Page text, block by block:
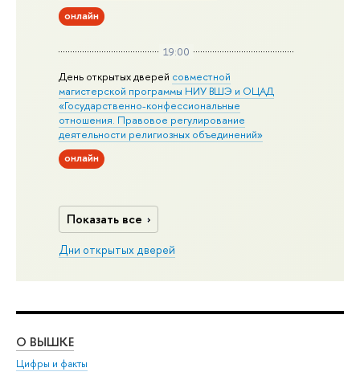
онлайн
19:00
День открытых дверей совместной
магистерской программы НИУ ВШЭ и ОЦАД
«Государственно-конфессиональные
отношения. Правовое регулирование
деятельности религиозных объединений»
онлайн
Показать все
Дни открытых дверей
О ВЫШКЕ
Цифры и факты